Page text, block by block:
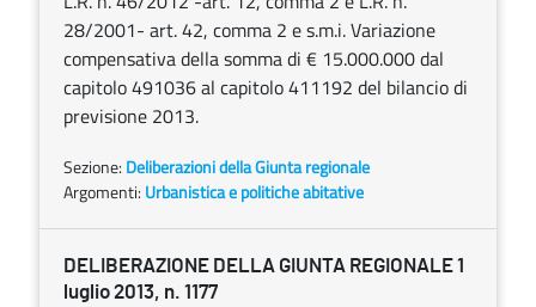
28/2001- art. 42, comma 2 e s.m.i. Variazione
compensativa della somma di € 15.000.000 dal
capitolo 491036 al capitolo 411192 del bilancio di
previsione 2013.
Sezione: Deliberazioni della Giunta regionale
Argomenti: Urbanistica e politiche abitative
DELIBERAZIONE DELLA GIUNTA REGIONALE 1
luglio 2013, n. 1177